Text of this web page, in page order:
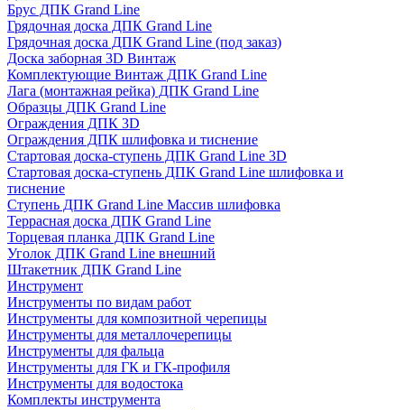
Брус ДПК Grand Line
Грядочная доска ДПК Grand Line
Грядочная доска ДПК Grand Line (под заказ)
Доска заборная 3D Винтаж
Комплектующие Винтаж ДПК Grand Line
Лага (монтажная рейка) ДПК Grand Line
Образцы ДПК Grand Line
Ограждения ДПК 3D
Ограждения ДПК шлифовка и тиснение
Стартовая доска-ступень ДПК Grand Line 3D
Стартовая доска-ступень ДПК Grand Line шлифовка и
тиснение
Ступень ДПК Grand Line Массив шлифовка
Террасная доска ДПК Grand Line
Торцевая планка ДПК Grand Line
Уголок ДПК Grand Line внешний
Штакетник ДПК Grand Line
Инструмент
Инструменты по видам работ
Инструменты для композитной черепицы
Инструменты для металлочерепицы
Инструменты для фальца
Инструменты для ГК и ГК-профиля
Инструменты для водостока
Комплекты инструмента